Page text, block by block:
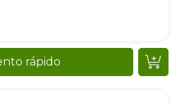
rápido